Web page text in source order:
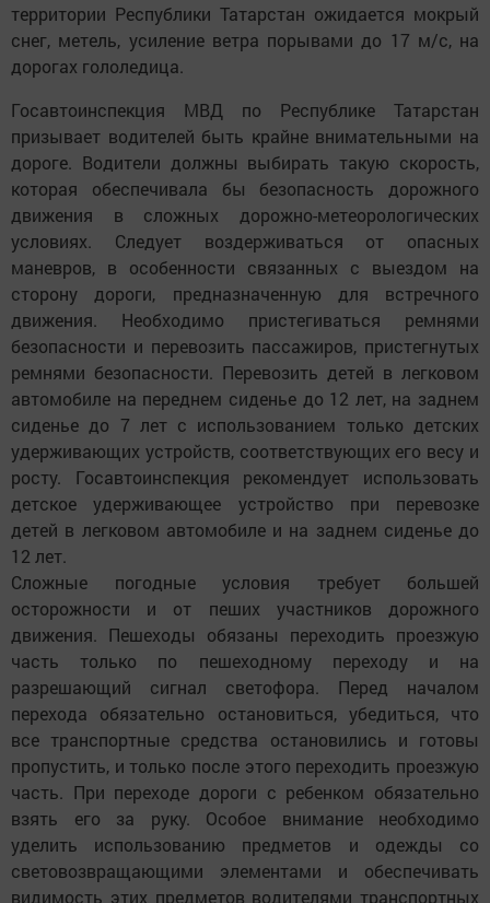
территории Республики Татарстан ожидается мокрый
снег, метель, усиление ветра порывами до 17 м/с, на
дорогах гололедица.
Госавтоинспекция МВД по Республике Татарстан
призывает водителей быть крайне внимательными на
дороге. Водители должны выбирать такую скорость,
которая обеспечивала бы безопасность дорожного
движения в сложных дорожно-метеорологических
условиях. Следует воздерживаться от опасных
маневров, в особенности связанных с выездом на
сторону дороги, предназначенную для встречного
движения. Необходимо пристегиваться ремнями
безопасности и перевозить пассажиров, пристегнутых
ремнями безопасности. Перевозить детей в легковом
автомобиле на переднем сиденье до 12 лет, на заднем
сиденье до 7 лет с использованием только детских
удерживающих устройств, соответствующих его весу и
росту. Госавтоинспекция рекомендует использовать
детское удерживающее устройство при перевозке
детей в легковом автомобиле и на заднем сиденье до
12 лет.
Сложные погодные условия требует большей
осторожности и от пеших участников дорожного
движения. Пешеходы обязаны переходить проезжую
часть только по пешеходному переходу и на
разрешающий сигнал светофора. Перед началом
перехода обязательно остановиться, убедиться, что
все транспортные средства остановились и готовы
пропустить, и только после этого переходить проезжую
часть. При переходе дороги с ребенком обязательно
взять его за руку. Особое внимание необходимо
уделить использованию предметов и одежды со
световозвращающими элементами и обеспечивать
видимость этих предметов водителями транспортных